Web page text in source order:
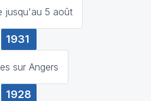
jusqu'au 5 août
1931
sur Angers
1928